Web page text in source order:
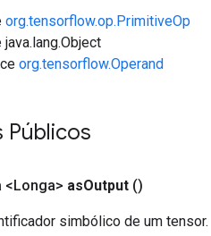
org.tensorflow.op.PrimitiveOp
org.tensorflow.Operand
Públicos
<Longa> asOutput ()
simbólico de um tensor.